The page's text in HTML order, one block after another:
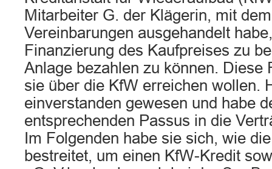
Mitarbeiter G. der Klägerin, mit
Vereinbarungen ausgehandelt
Finanzierung des Kaufpreises zu
Anlage bezahlen zu können. Diese
sie über die KfW erreichen wollen.
einverstanden gewesen und habe
entsprechenden Passus in die
Im Folgenden habe sie sich, wie
bestreitet, um einen KfW-Kredit